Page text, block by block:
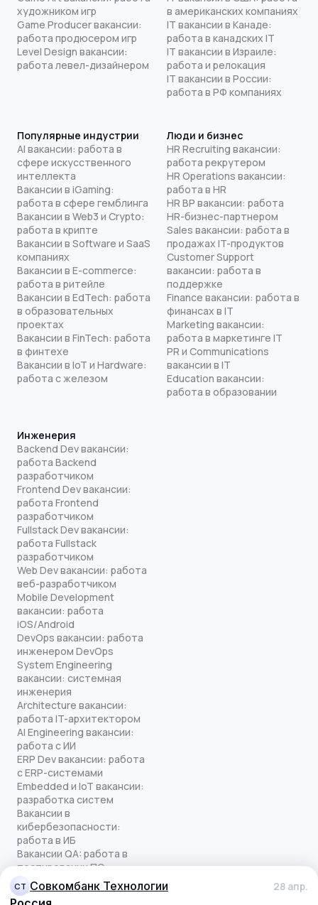
СТ Совкомбанк Технологии 28 апр.
художником игр
Game Producer вакансии:
работа продюсером игр
Level Design вакансии:
работа левел-дизайнером
в американских компаниях
IT вакансии в Канаде:
работа в канадских IT
IT вакансии в Израиле:
работа и релокация
IT вакансии в России:
работа в РФ компаниях
Популярные индустрии
AI вакансии: работа в
сфере искусственного
интеллекта
Вакансии в iGaming:
работа в сфере гемблинга
Вакансии в Web3 и Crypto:
работа в крипте
Вакансии в Software и SaaS
компаниях
Вакансии в E-commerce:
работа в ритейле
Вакансии в EdTech: работа
в образовательных
проектах
Вакансии в FinTech: работа
в финтехе
Вакансии в IoT и Hardware:
работа с железом
Люди и бизнес
HR Recruiting вакансии:
работа рекрутером
HR Operations вакансии:
работа в HR
HR BP вакансии: работа
HR-бизнес-партнером
Sales вакансии: работа в
продажах IT-продуктов
Customer Support
вакансии: работа в
поддержке
Finance вакансии: работа в
финансах в IT
Marketing вакансии:
работа в маркетинге IT
PR и Communications
вакансии в IT
Education вакансии:
работа в образовании
Инженерия
Backend Dev вакансии:
работа Backend
разработчиком
Frontend Dev вакансии:
работа Frontend
разработчиком
Fullstack Dev вакансии:
работа Fullstack
разработчиком
Web Dev вакансии: работа
веб-разработчиком
Mobile Development
вакансии: работа
iOS/Android
DevOps вакансии: работа
инженером DevOps
System Engineering
вакансии: системная
инженерия
Architecture вакансии:
работа IT-архитектором
AI Engineering вакансии:
работа с ИИ
ERP Dev вакансии: работа
с ERP-системами
Embedded и IoT вакансии:
разработка систем
Вакансии в
кибербезопасности:
работа в ИБ
Вакансии QA: работа в
тестировании ПО
© quick-offer.ru 2024–2026